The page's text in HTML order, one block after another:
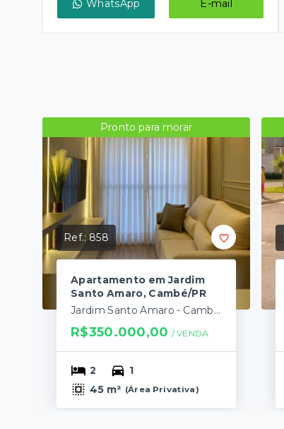
WhatsApp E-mail
Pronto para morar
Ref.:858
Apartamento em Jardim
Santo Amaro, Cambé/PR
Jardim Santo Amaro - Cambé/PR
R$350.000,00 / VENDA
2
1
45 m² (Área Privativa)